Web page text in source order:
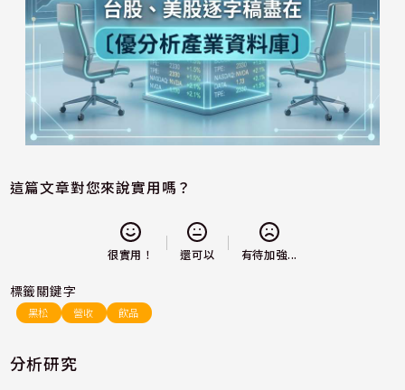
這篇文章對您來說實用嗎？
很實用！ 還可以 有待加強...
標籤關鍵字
黑松 營收 飲品
分析研究